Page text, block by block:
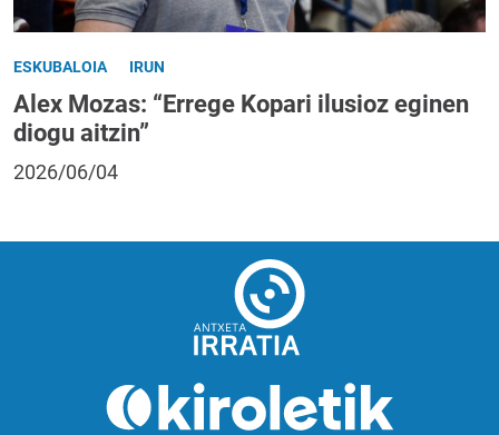
ESKUBALOIA IRUN
Alex Mozas: “Errege Kopari ilusioz eginen
diogu aitzin”
2026/06/04